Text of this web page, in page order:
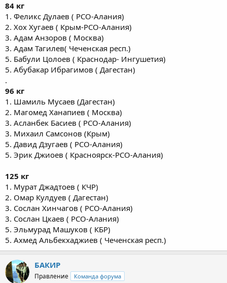
84 кг
1. Феликс Дулаев ( РСО-Алания)
2. Хох Хугаев ( Крым-РСО-Алания)
3. Адам Анзоров ( Москва)
3. Адам Тагилев( Чеченская респ.)
5. Бабули Цолоев ( Краснодар- Ингушетия)
5. Абубакар Ибрагимов ( Дагестан)
.
96 кг
1. Шамиль Мусаев (Дагестан)
2. Магомед Ханапиев ( Москва)
3. Асланбек Басиев ( РСО-Алания)
3. Михаил Самсонов (Крым)
5. Давид Дзугаев ( РСО-Алания)
5. Эрик Джиоев ( Красноярск-РСО-Алания)
125 кг
1. Мурат Джадтоев ( КЧР)
2. Омар Кулдуев ( Дагестан)
3. Сослан Хинчагов ( РСО-Алания)
3. Сослан Цкаев ( РСО-Алания)
5. Эльмурад Машуков ( КБР)
5. Ахмед Альбекхаджиев ( Чеченская респ.)
БАКИР
Правление Команда форума